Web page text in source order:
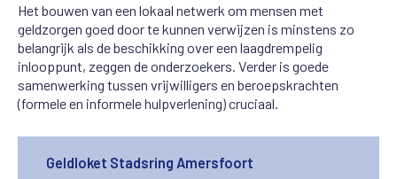
Het bouwen van een lokaal netwerk om mensen met
geldzorgen goed door te kunnen verwijzen is minstens zo
belangrijk als de beschikking over een laagdrempelig
inlooppunt, zeggen de onderzoekers. Verder is goede
samenwerking tussen vrijwilligers en beroepskrachten
(formele en informele hulpverlening) cruciaal.
Geldloket Stadsring Amersfoort